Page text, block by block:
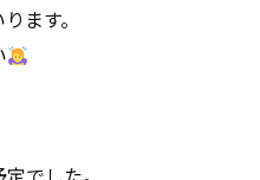
ます。